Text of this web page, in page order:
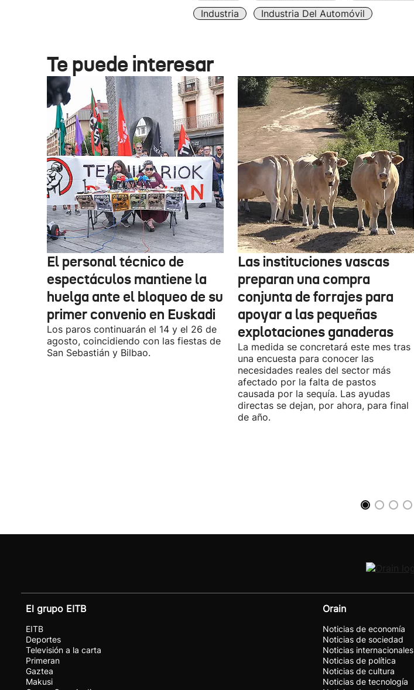
Industria
Industria Del Automóvil
Te puede interesar
El personal técnico de
espectáculos mantiene la
huelga ante el bloqueo de su
primer convenio en Euskadi
Los paros continuarán el 14 y el 26 de
agosto, coincidiendo con las fiestas de
San Sebastián y Bilbao.
Las instituciones vascas
preparan una compra
conjunta de forrajes para
apoyar a las pequeñas
explotaciones ganaderas
La medida se concretará este mes tras
una encuesta para conocer las
necesidades reales del sector más
afectado por la falta de pastos
causada por la sequía. Las ayudas
directas se dejan, por ahora, para final
de año.
El grupo EITB
EITB
Deportes
Televisión a la carta
Primeran
Gaztea
Makusi
Orain
Noticias de economía
Noticias de sociedad
Noticias internacionales
Noticias de política
Noticias de cultura
Noticias de tecnología